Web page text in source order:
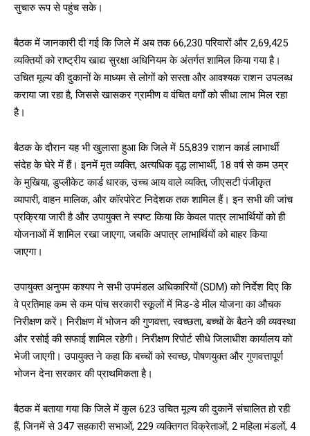
DAILY NEWS BULLETIN
Video
Player
00:00 12:27
NURTURING CREATIVITY – KEEKLI CHARITABLE TRUST, SHIMLA
सुचारु रूप से पहुंच सके।
बैठक में जानकारी दी गई कि जिले में अब तक 66,230 परिवारों और 2,69,425
व्यक्तियों को राष्ट्रीय खाद्य सुरक्षा अधिनियम के अंतर्गत शामिल किया गया है।
उचित मूल्य की दुकानों के माध्यम से लोगों को सस्ता और आवश्यक राशन उपलब्ध
कराया जा रहा है, जिससे खासकर ग्रामीण व वंचित वर्गों को सीधा लाभ मिल रहा
है।
बैठक के दौरान यह भी खुलासा हुआ कि जिले में 55,839 राशन कार्ड लाभार्थी
संदेह के घेरे में हैं। इनमें मृत व्यक्ति, अत्यधिक वृद्ध लाभार्थी, 18 वर्ष से कम उम्र
के मुखिया, डुप्लीकेट कार्ड धारक, उच्च आय वाले व्यक्ति, जीएसटी पंजीकृत
व्यापारी, वाहन मालिक, और कॉरपोरेट निदेशक तक शामिल हैं। इन सभी की जांच
प्रक्रिया जारी है और उपायुक्त ने स्पष्ट किया कि केवल पात्र लाभार्थियों को ही
योजनाओं में शामिल रखा जाएगा, जबकि अपात्र लाभार्थियों को बाहर किया
जाएगा।
उपायुक्त अनुपम कश्यप ने सभी उपमंडल अधिकारियों (SDM) को निर्देश दिए कि
वे प्रतिमाह कम से कम पांच सरकारी स्कूलों में मिड-डे मील योजना का औचक
निरीक्षण करें। निरीक्षण में भोजन की गुणवत्ता, स्वच्छता, बच्चों के बैठने की व्यवस्था
और रसोई की सफाई शामिल रहेगी। निरीक्षण रिपोर्ट सीधे जिलाधीश कार्यालय को
भेजी जाएगी। उपायुक्त ने कहा कि बच्चों को स्वच्छ, पोषणयुक्त और गुणवत्तापूर्ण
भोजन देना सरकार की प्राथमिकता है।
बैठक में बताया गया कि जिले में कुल 623 उचित मूल्य की दुकानें संचालित हो रही
हैं, जिनमें से 347 सहकारी सभाओं, 229 व्यक्तिगत विक्रेताओं, 2 महिला मंडलों, 4